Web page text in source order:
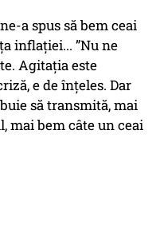
a spus să bem ceai
inflației... ”Nu ne
Agitația este
e de înțeles. Dar
să transmită, mai
mai bem câte un ceai